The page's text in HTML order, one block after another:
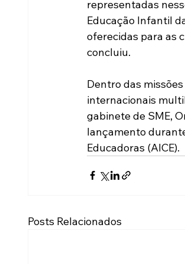
representadas
Educação Infantil
oferecidas para as
concluiu.
Dentro das
internacionais
gabinete de SME,
lançamento
Educadoras (AICE).
Posts Relacionados